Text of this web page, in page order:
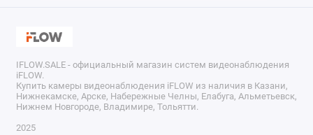
IFLOW.SALE - официальный магазин систем видеонаблюдения
iFLOW.
Купить камеры видеонаблюдения iFLOW из наличия в Казани,
Нижнекамске, Арске, Набережные Челны, Елабуга, Альметьевск,
Нижнем Новгороде, Владимире, Тольятти.
2025